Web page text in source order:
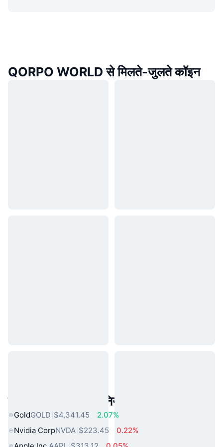
QORPO WORLD से मिलते-जुलते कॉइन
लोकप्रिय वास्तविक दुनिया की संपत्तियां
GoldGOLD $4,341.45
2.07%
Nvidia CorpNVDA $223.45
0.22%